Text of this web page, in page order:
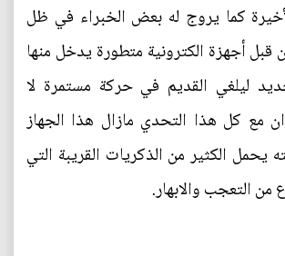
كما يروج له بعض الخبراء في ظل
قبل أجهزة الكترونية متطورة يدخل منها
ليلغي القديم في حركة مستمرة لا
مع كل هذا التحدي مازال هذا الجهاز
الكثير من الذكريات القريبة التي
التعجب والابهار.